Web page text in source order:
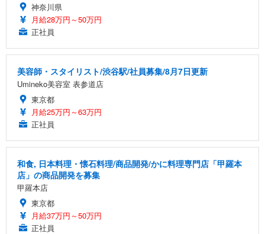
神奈川県
月給28万円～50万円
正社員
美容師・スタイリスト/渋谷駅/社員募集/8月7日更新
Umineko美容室 表参道店
東京都
月給25万円～63万円
正社員
和食, 日本料理・懐石料理/商品開発/かに料理専門店「甲羅本
店」の商品開発を募集
甲羅本店
東京都
月給37万円～50万円
正社員